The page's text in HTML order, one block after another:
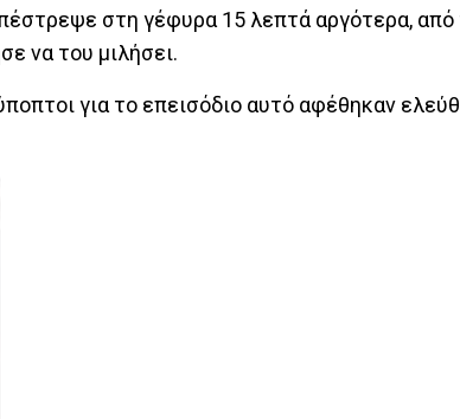
στη γέφυρα 15 λεπτά αργότερα, από
να του μιλήσει.
για το επεισόδιο αυτό αφέθηκαν